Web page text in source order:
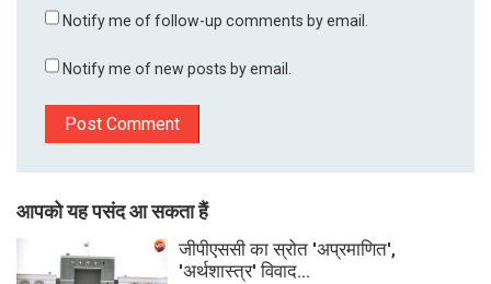
Notify me of follow-up comments by email.
Notify me of new posts by email.
आपको यह पसंद आ सकता हैं
जीपीएससी का स्रोत 'अप्रमाणित',
'अर्थशास्त्र' विवाद...